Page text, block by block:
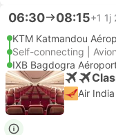
06:30 08:15+1 1j
KTM Katmandou
Self-connecting |
IXB Bagdogra
Air India